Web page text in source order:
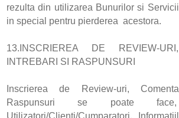
rezulta din utilizarea Bunurilor si
in special pentru pierderea acestora.
13.INSCRIEREA DE REVIEW-
INTREBARI SI RASPUNSURI
Inscrierea de Review-uri,
Raspunsuri se poate
Utilizatori/Clienti/Cumparatori.